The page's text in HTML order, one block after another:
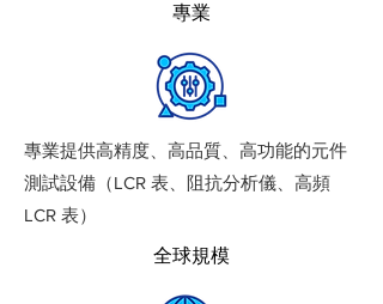
​專業
專業提供高精度、高品質、高功能的元件
測試設備（LCR 表、阻抗分析儀、高頻
LCR 表）
全球規模